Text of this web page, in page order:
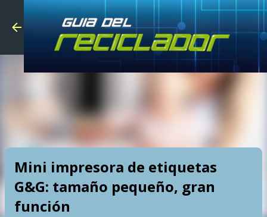
Skip to
Mini impresora de etiquetas
G&G: tamaño pequeño, gran
función